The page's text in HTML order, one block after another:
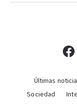
Últimas
Sociedad